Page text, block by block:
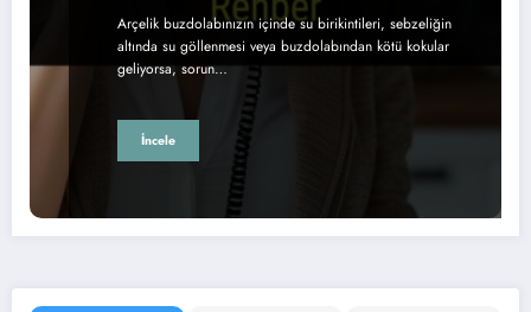
Arçelik buzdolabınızın içinde su birikintileri, sebzeliğin
altında su göllenmesi veya buzdolabından kötü kokular
geliyorsa, sorun…
İncele